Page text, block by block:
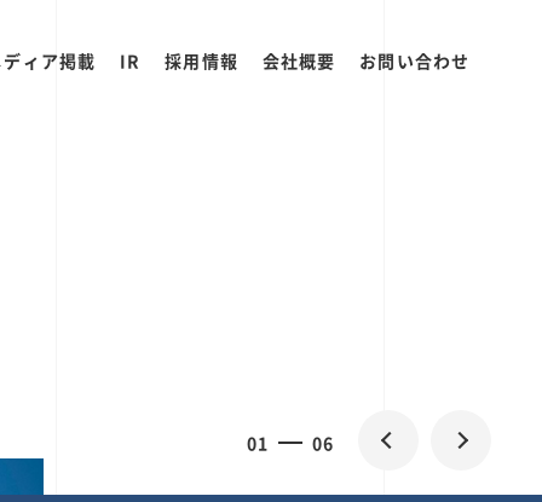
ィア掲載 IR 採用情報 会社概要 お問い合わせ
0 06